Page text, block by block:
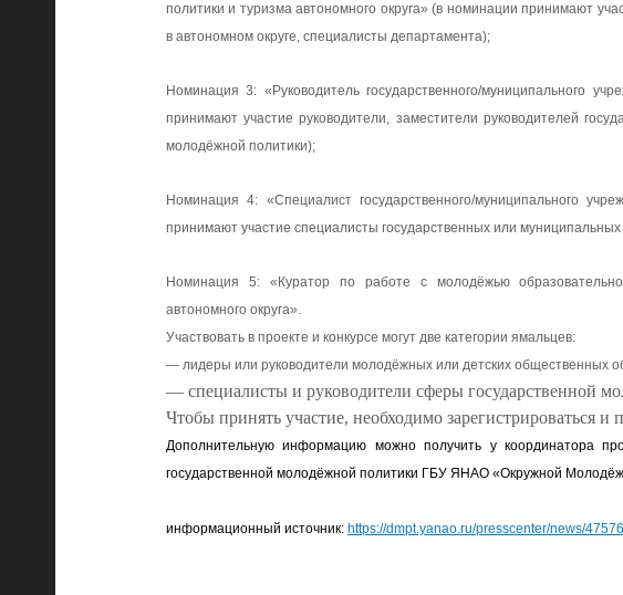
политики и туризма автономного округа» (в номинации принимают
в автономном округе, специалисты департамента);
Номинация 3: «Руководитель государственного/муниципального
принимают участие руководители, заместители руководителей
молодёжной политики);
Номинация 4: «Специалист государственного/муниципального
принимают участие специалисты государственных или
Номинация 5:«Куратор по работе с молодёжью
автономного округа».
Участвовать в проекте и конкурсе могут две категории ямальцев:
— лидеры или руководители молодёжных или детских общественных
— специалисты и руководители сферы государственной
Чтобы принять участие, необходимо зарегистрироваться и
Дополнительную информацию можно получить у координатора
государственной молодёжной политики ГБУ ЯНАО «Окружной
информационный источник: https://dmpt.yanao.ru/presscenter/news/